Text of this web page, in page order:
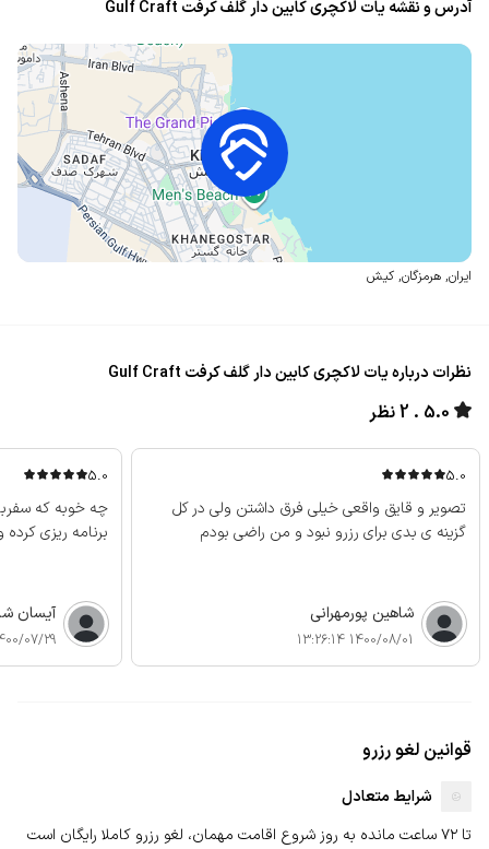
آدرس و نقشه یات لاکچری کابین دار گلف کرفت Gulf Craft
ایران, هرمزگان, کیش
نظرات درباره یات لاکچری کابین دار گلف کرفت Gulf Craft
5.0 2 نظر
5.0
تصویر و قایق واقعی خیلی فرق داشتن ولی در کل
گزینه ی بدی برای رزرو نبود و من راضی بودم
شاهين پورمهرانى
1400/08/01 13:26:14
5.0
چه خوبه که
برنامه ریزی کرده
آیسان
07/29 09:14:41
قوانین لغو رزرو
شرایط متعادل
تا ۷۲ ساعت مانده به روز شروع اقامت مهمان، لغو رزرو کاملا رایگان است